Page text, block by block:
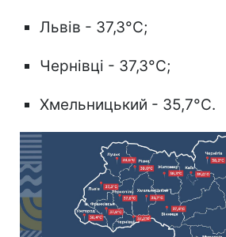
Львів - 37,3°C;
Чернівці - 37,3°C;
Хмельницький - 35,7°C.